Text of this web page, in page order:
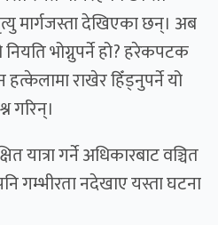
देखिएका छन्। अब
भोग्नुपर्ने हो? हरेकपटक
हत्केलामा राखेर हिँड्नुपर्ने यो
गरिन्।
यात्रा गर्ने अधिकारबाट वञ्चित
गम्भीरता नदेखाए यस्ता घटना